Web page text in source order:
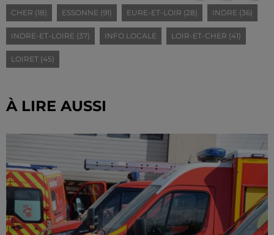
CHER (18) ESSONNE (91) EURE-ET-LOIR (28) INDRE (36)
INDRE-ET-LOIRE (37) INFO LOCALE LOIR-ET-CHER (41)
LOIRET (45)
À LIRE AUSSI